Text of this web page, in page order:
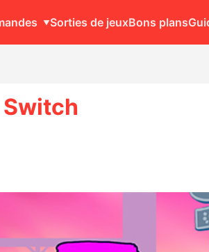
Sorties de jeuxBons plans